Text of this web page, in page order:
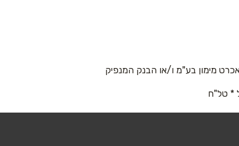
מימון בע"מ ו/או הבנק המנפיק
* טל"ח